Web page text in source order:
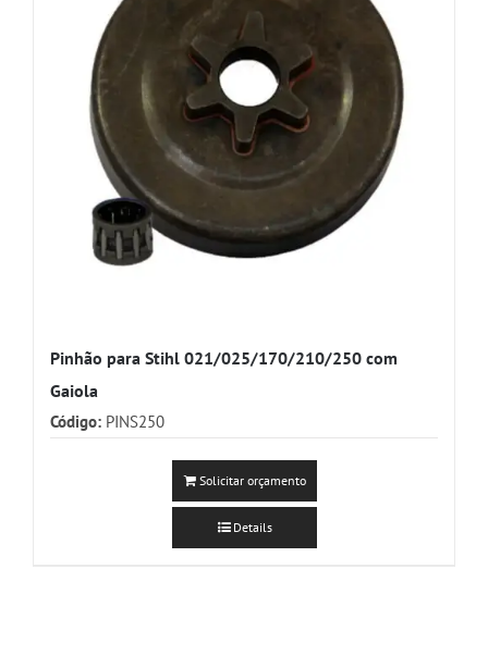
Pinhão para Stihl 021/025/170/210/250 com
Gaiola
Código: PINS250
Solicitar orçamento
Details